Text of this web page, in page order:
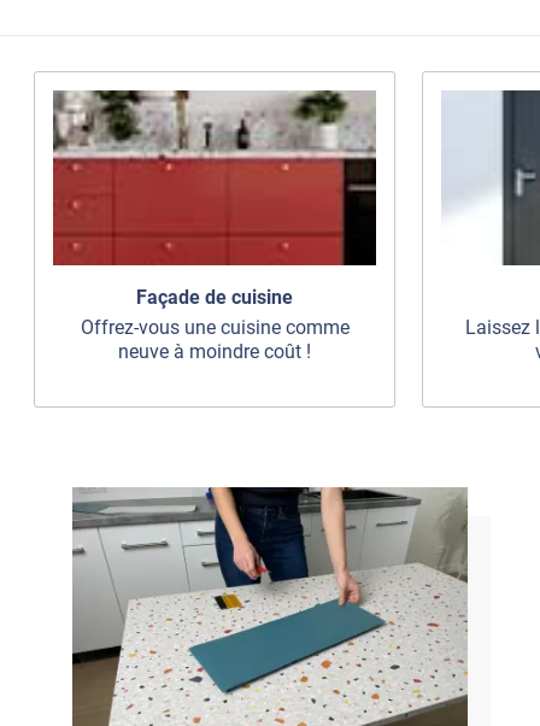
Façade de cuisine
Offrez-vous une cuisine comme
neuve à moindre coût !
Laissez